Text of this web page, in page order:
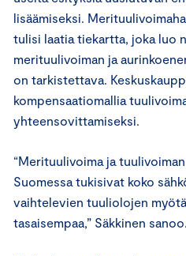
lisäämiseksi.
tulisi laatia tiekartta, joka luo
merituulivoiman ja
on tarkistettava.
kompensaatiomallia
yhteensovittamiseksi.
“Merituulivoima ja
Suomessa tukisivat koko
vaihtelevien tuuliolojen
tasaisempaa,” Säkkinen sanoo.